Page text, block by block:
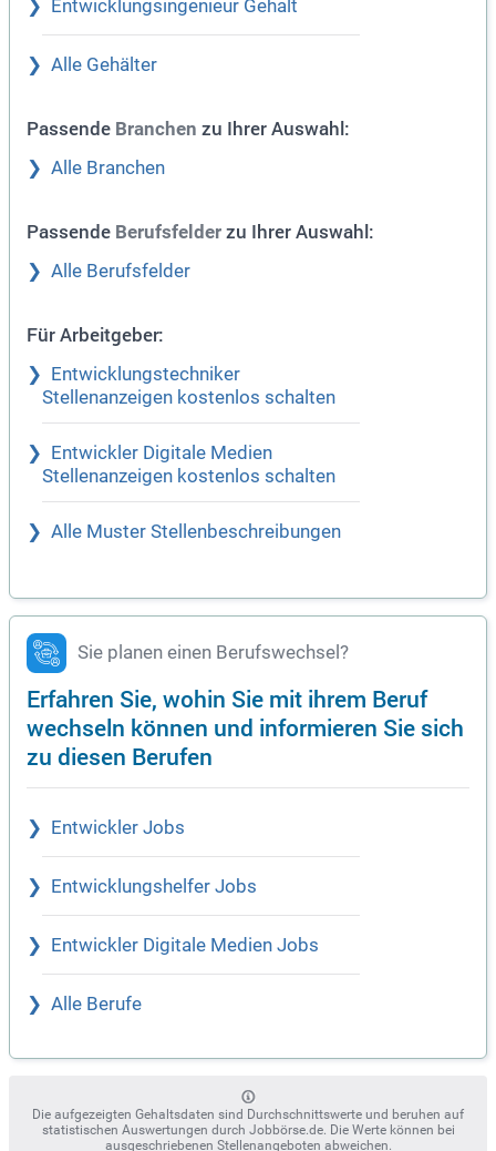
Entwicklungsingenieur Gehalt
Alle Gehälter
Passende Branchen zu Ihrer Auswahl:
Alle Branchen
Passende Berufsfelder zu Ihrer Auswahl:
Alle Berufsfelder
Für Arbeitgeber:
Entwicklungstechniker
Stellenanzeigen kostenlos schalten
Entwickler Digitale Medien
Stellenanzeigen kostenlos schalten
Alle Muster Stellenbeschreibungen
Sie planen einen Berufswechsel?
Erfahren Sie, wohin Sie mit ihrem Beruf
wechseln können und informieren Sie sich
zu diesen Berufen
Entwickler Jobs
Entwicklungshelfer Jobs
Entwickler Digitale Medien Jobs
Alle Berufe
Die aufgezeigten Gehaltsdaten sind Durchschnittswerte und beruhen auf
statistischen Auswertungen durch Jobbörse.de. Die Werte können bei
ausgeschriebenen Stellenangeboten abweichen.